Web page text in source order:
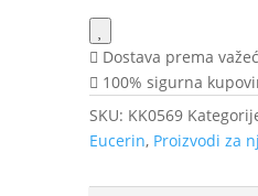
crvenila
50
ml
količina
Dostava prema
100% sigurna
SKU: KK0569
Eucerin, Proizvodi za